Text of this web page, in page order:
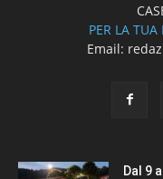
PER LA
Email:
Dal 9